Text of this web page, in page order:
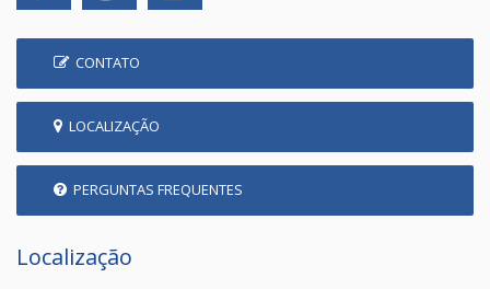
CONTATO
LOCALIZAÇÃO
PERGUNTAS FREQUENTES
Localização